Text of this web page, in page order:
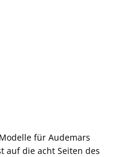
für Audemars
auf die acht Seiten des